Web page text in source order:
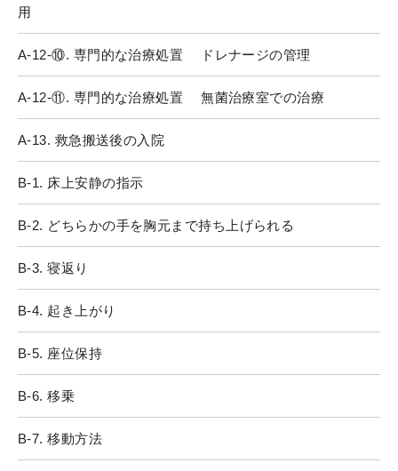
用
A-12-⑩. 専門的な治療処置 ドレナージの管理
A-12-⑪. 専門的な治療処置 無菌治療室での治療
A-13. 救急搬送後の入院
B-1. 床上安静の指示
B-2. どちらかの手を胸元まで持ち上げられる
B-3. 寝返り
B-4. 起き上がり
B-5. 座位保持
B-6. 移乗
B-7. 移動方法